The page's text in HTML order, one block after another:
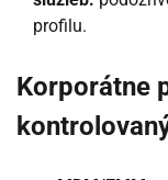
profilu.
Korporátne